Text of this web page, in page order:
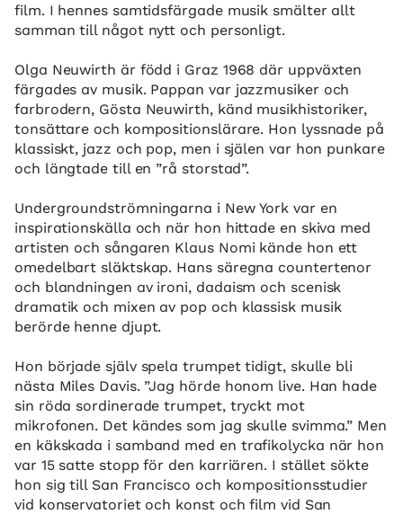
film. I hennes samtidsfärgade musik smälter allt
samman till något nytt och personligt.
Olga Neuwirth är född i Graz 1968 där uppväxten
färgades av musik. Pappan var jazzmusiker och
farbrodern, Gösta Neuwirth, känd musikhistoriker,
tonsättare och kompositionslärare. Hon lyssnade på
klassiskt, jazz och pop, men i själen var hon punkare
och längtade till en ”rå storstad”.
Undergroundströmningarna i New York var en
inspirationskälla och när hon hittade en skiva med
artisten och sångaren Klaus Nomi kände hon ett
omedelbart släktskap. Hans säregna countertenor
och blandningen av ironi, dadaism och scenisk
dramatik och mixen av pop och klassisk musik
berörde henne djupt.
Hon började själv spela trumpet tidigt, skulle bli
nästa Miles Davis. ”Jag hörde honom live. Han hade
sin röda sordinerade trumpet, tryckt mot
mikrofonen. Det kändes som jag skulle svimma.” Men
en käkskada i samband med en trafikolycka när hon
var 15 satte stopp för den karriären. I stället sökte
hon sig till San Francisco och kompositionsstudier
vid konservatoriet och konst och film vid San